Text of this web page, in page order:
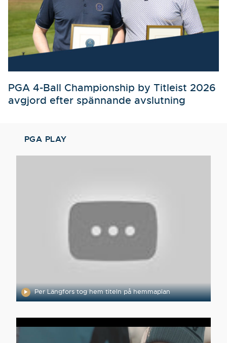
PGA 4-Ball Championship by Titleist 2026
avgjord efter spännande avslutning
PGA PLAY
Per Längfors tog hem titeln på hemmaplan